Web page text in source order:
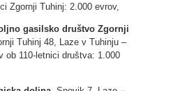
Zgornji Tuhinj: 2.000 evrov,
gasilsko društvo Zgornji
Tuhinj 48, Laze v Tuhinju –
ob 110-letnici društva: 1.000